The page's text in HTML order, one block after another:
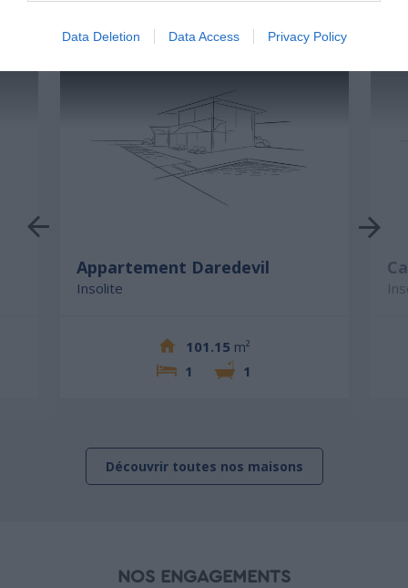
Data Deletion Data Access Privacy Policy
Appartement Daredevil
Insolite
101.15 m²
1
1
Découvrir toutes nos maisons
NOS ENGAGEMENTS